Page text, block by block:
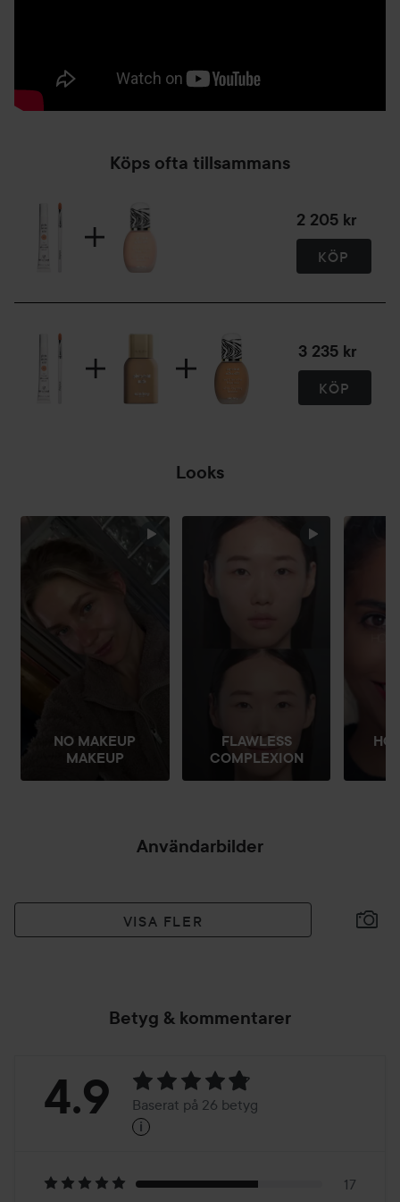
Köps ofta tillsammans
2 205 kr
KÖP
3 235 kr
KÖP
Looks
HOPPA ÖVER SEKTIONEN
NO MAKEUP
MAKEUP
FLAWLESS
COMPLEXION
Användarbilder
VISA FLER
Betyg & kommentarer
Betyg:
Baserat
4.9 Baserat på 26 betyg
i
17